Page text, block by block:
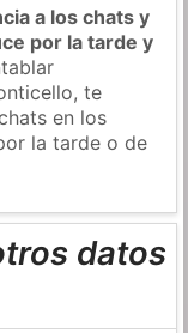
a los chats y
por la tarde y
te
en los
la tarde o de
datos